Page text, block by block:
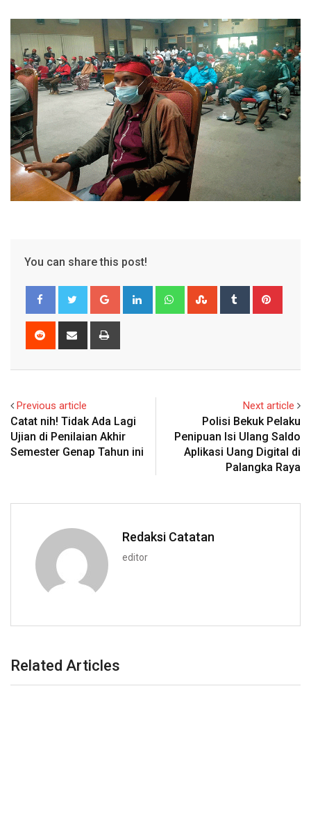
You can share this post!
Google+ LinkedIn WhatsappStumbleUpon
Tumblr
Reddit
Share
Previous article
Catat nih! Tidak Ada Lagi
Ujian di Penilaian Akhir
Semester Genap Tahun ini
Next article
Polisi Bekuk Pelaku
Penipuan Isi Ulang Saldo
Aplikasi Uang Digital di
Palangka Raya
Redaksi Catatan
editor
Related Articles